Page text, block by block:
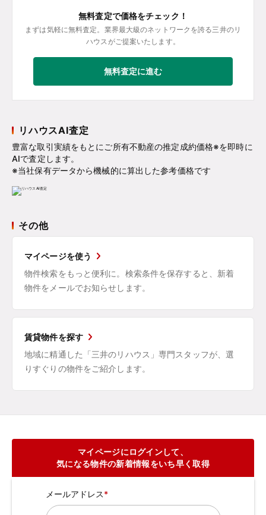
無料査定で価格をチェック！
まずは気軽に無料査定。業界最大級のネットワークを誇る三井のリ
ハウスがご提案いたします。
無料査定に進む
リハウスAI査定
豊富な取引実績をもとにご所有不動産の推定成約価格※を即時に
AIで査定します。
※当社保有データから機械的に算出した参考価格です
その他
マイページを使う
物件検索をもっと便利に。検索条件を保存すると、新着
物件をメールでお知らせします。
賃貸物件を探す
地域に精通した「三井のリハウス」専門スタッフが、選
りすぐりの物件をご紹介します。
マイページにログインして、
気になる物件の新着情報をいち早く取得
メールアドレス